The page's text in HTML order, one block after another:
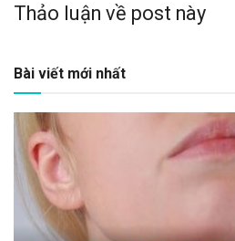
Thảo luận về post này
Bài viết mới nhất